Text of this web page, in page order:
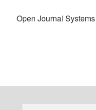
Open Journal Systems